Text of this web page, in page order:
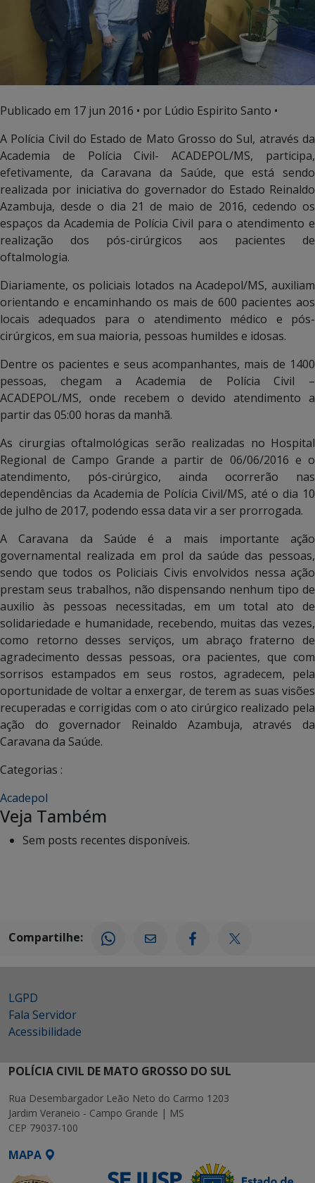
Publicado em 17 jun 2016 • por Lúdio Espirito Santo •
A Polícia Civil do Estado de Mato Grosso do Sul, através da
Academia de Polícia Civil- ACADEPOL/MS, participa,
efetivamente, da Caravana da Saúde, que está sendo
realizada por iniciativa do governador do Estado Reinaldo
Azambuja, desde o dia 21 de maio de 2016, cedendo os
espaços da Academia de Polícia Civil para o atendimento e
realização dos pós-cirúrgicos aos pacientes de
oftalmologia.
Diariamente, os policiais lotados na Acadepol/MS, auxiliam
orientando e encaminhando os mais de 600 pacientes aos
locais adequados para o atendimento médico e pós-
cirúrgicos, em sua maioria, pessoas humildes e idosas.
Dentre os pacientes e seus acompanhantes, mais de 1400
pessoas, chegam a Academia de Polícia Civil –
ACADEPOL/MS, onde recebem o devido atendimento a
partir das 05:00 horas da manhã.
As cirurgias oftalmológicas serão realizadas no Hospital
Regional de Campo Grande a partir de 06/06/2016 e o
atendimento, pós-cirúrgico, ainda ocorrerão nas
dependências da Academia de Polícia Civil/MS, até o dia 10
de julho de 2017, podendo essa data vir a ser prorrogada.
A Caravana da Saúde é a mais importante ação
governamental realizada em prol da saúde das pessoas,
sendo que todos os Policiais Civis envolvidos nessa ação
prestam seus trabalhos, não dispensando nenhum tipo de
auxilio às pessoas necessitadas, em um total ato de
solidariedade e humanidade, recebendo, muitas das vezes,
como retorno desses serviços, um abraço fraterno de
agradecimento dessas pessoas, ora pacientes, que com
sorrisos estampados em seus rostos, agradecem, pela
oportunidade de voltar a enxergar, de terem as suas visões
recuperadas e corrigidas com o ato cirúrgico realizado pela
ação do governador Reinaldo Azambuja, através da
Caravana da Saúde.
Categorias :
Acadepol
Veja Também
Sem posts recentes disponíveis.
Compartilhe:
LGPD
Fala Servidor
Acessibilidade
POLÍCIA CIVIL DE MATO GROSSO DO SUL
Rua Desembargador Leão Neto do Carmo 1203
Jardim Veraneio - Campo Grande | MS
CEP 79037-100
MAPA